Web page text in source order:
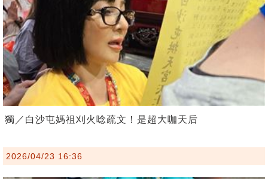
獨／白沙屯媽祖刈火唸疏文！是超大咖天后
2026/04/23 16:36